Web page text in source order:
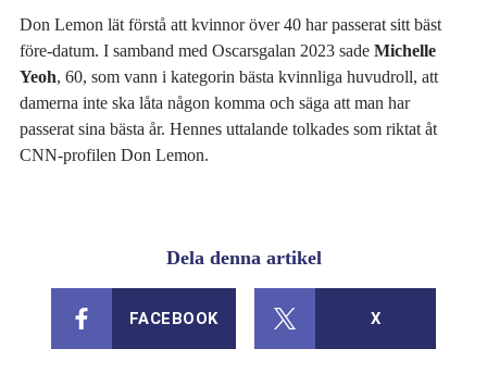
Don Lemon lät förstå att kvinnor över 40 har passerat sitt bäst
före-datum. I samband med Oscarsgalan 2023 sadeMichelle
Yeoh, 60, som vann i kategorin bästa kvinnliga huvudroll, att
damerna inte ska låta någon komma och säga att man har
passerat sina bästa år. Hennes uttalande tolkades som riktat åt
CNN-profilen Don Lemon.
Dela denna artikel
FACEBOOK X